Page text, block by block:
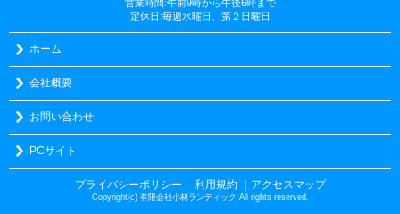
営業時間:午前9時から午後6時まで
定休日:毎週水曜日、第２日曜日
ホーム
会社概要
お問い合わせ
PCサイト
プライバシーポリシー 利用規約 ｜アクセスマップ
Copyright(c) 有限会社小林ランディック All rights reserved.